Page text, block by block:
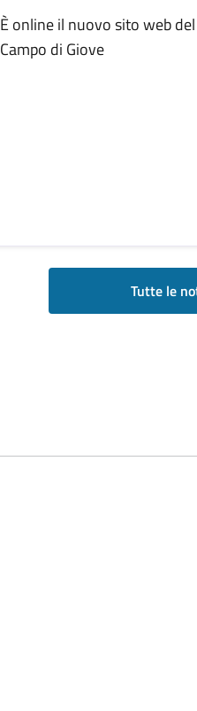
È online il nuovo sito web
Campo di Giove
Tutte le